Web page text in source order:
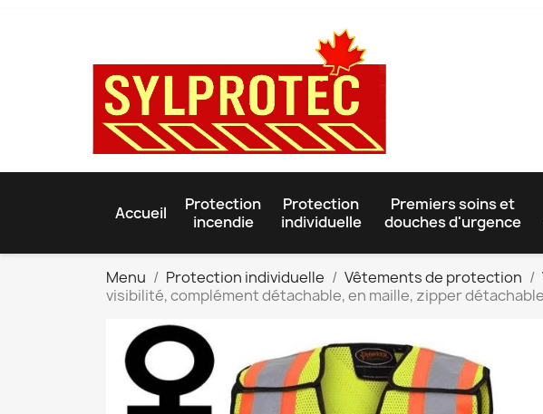
Accueil
Protection
incendie
Protection
individuelle
Premiers soins et
douches d'urgence
Menu Protection individuelle Vêtements de protection
visibilité, complément détachable, en maille, zipper